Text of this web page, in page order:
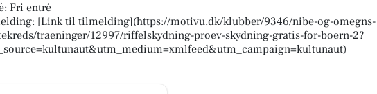
Fri entré
[Link til tilmelding](https://motivu.dk/klubber/9346/nibe-og-omegns-
traeninger/12997/riffelskydning-proev-skydning-gratis-for-boern-2?